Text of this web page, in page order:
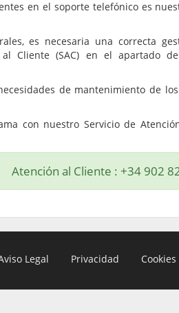
en el soporte telefónico es
es necesaria una correcta
Cliente (SAC) en el apartado
de mantenimiento de
con nuestro Servicio de
Atención al Cliente : +34 902
Legal Privacidad Cookies